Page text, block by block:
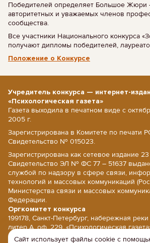
Победителей определяет Большое Жюри
авторитетных и уважаемых членов
сообщества.
Все участники Национального конкурса
получают дипломы победителей,
Положение о Конкурсе
Учредитель конкурса — интернет-
«Психологическая газета»
Газета выходила в печатном виде с
2005 г.
Зарегистрирована в Комитете по печати
Свидетельство № 015023.
Зарегистрирована как сетевое издание
Свидетельство ЭЛ № ФС 77 – 51637
службой по надзору в сфере связи,
технологий и массовых коммуникаций
Министерства связи и массовых
Федерации.
Оргкомитет конкурса
199178, Санкт-Петербург, набережная
литер А, оф. 229, «Психологическая
E-mail: psy@psy.su; сайт: www.psy.su
Сайт использует файлы cookie с